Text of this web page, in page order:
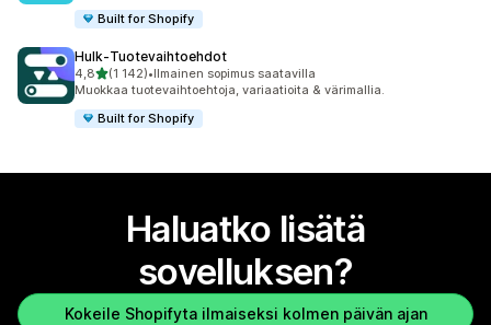
Built for Shopify
Hulk‑Tuotevaihtoehdot
4,8/ 5 tähteä
(1 142)
1142 arvostelua yhteensä
•Ilmainen sopimus saatavilla
Muokkaa tuote­vaihtoehtoja, variaatioita & värimallia.
Built for Shopify
Haluatko lisätä
sovelluksen?
Kokeile Shopifyta ilmaiseksi kolmen päivän ajan